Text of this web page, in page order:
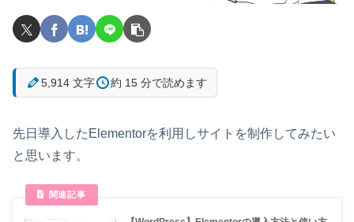
5,914 文字 約 15 分で読めます
先日導入したElementorを利用しサイトを制作してみたい
と思います。